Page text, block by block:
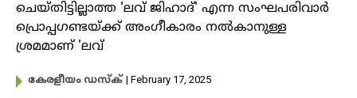
ചെയ്തിട്ടില്ലാത്ത 'ലവ് ജിഹാദ്' എന്ന സംഘപരിവാർ
പ്രൊപ്പ​ഗണ്ടയ്ക്ക് അം​ഗീകാരം നൽകാനുള്ള
ശ്രമമാണ് 'ലവ്
കേരളീയം ഡസ്ക് | February 17, 2025